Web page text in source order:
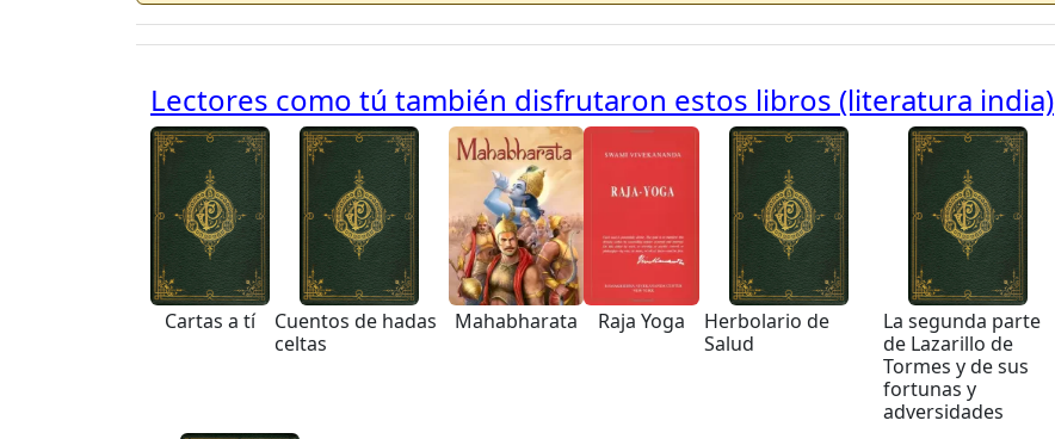
Lectores como tú también disfrutaron estos libros (literatura india)
Cartas a tí
Cuentos de hadas
celtas
Mahabharata Raja Yoga
Herbolario de
Salud
La segunda parte
de Lazarillo de
Tormes y de sus
fortunas y
adversidades